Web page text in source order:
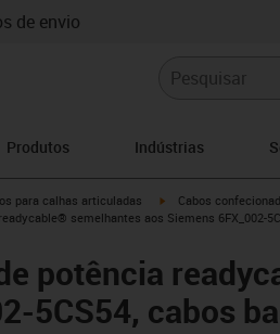
de envio
Produtos Indústrias
arrow-right
para calhas articuladas igus-icon-arrow-right
Cabos
semelhantes aos Siemens 6FX_002-
potência
5CS54, cabos